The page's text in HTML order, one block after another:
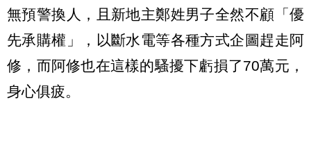
無預警換人，且新地主鄭姓男子全然不顧「優
先承購權」，以斷水電等各種方式企圖趕走阿
修，而阿修也在這樣的騷擾下虧損了70萬元，
身心俱疲。